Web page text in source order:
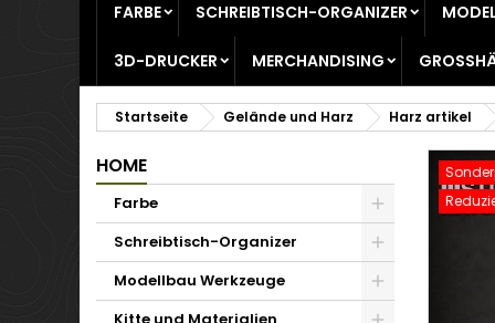
FARBE SCHREIBTISCH-ORGANIZER
3D-DRUCKER MERCHANDISING
Startseite Gelände und Harz Harz artikel
HOME
Farbe
Schreibtisch-Organizer
Modellbau Werkzeuge